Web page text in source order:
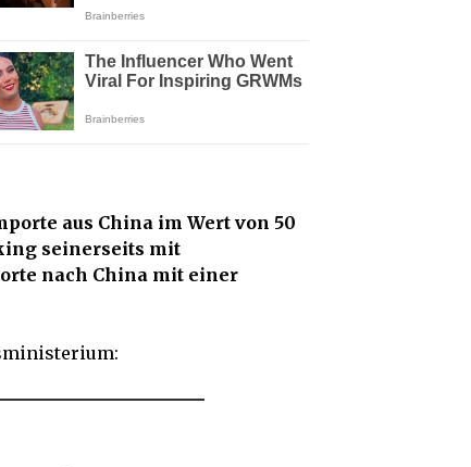
aus China im Wert von 50
seinerseits mit
nach China mit einer